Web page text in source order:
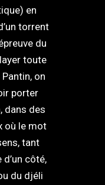
en
torrent
du
toute
on
porter
dans des
où le mot
tant
côté,
du djéli